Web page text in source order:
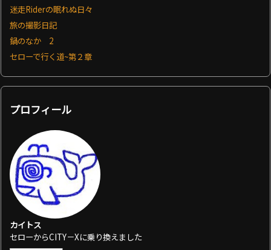
迷走Riderの眠れぬ日々
旅の撮影日記
鍋のなか 2
セローで行く道~第２章
プロフィール
カイトス
セローからCITY－Xに乗り換えました